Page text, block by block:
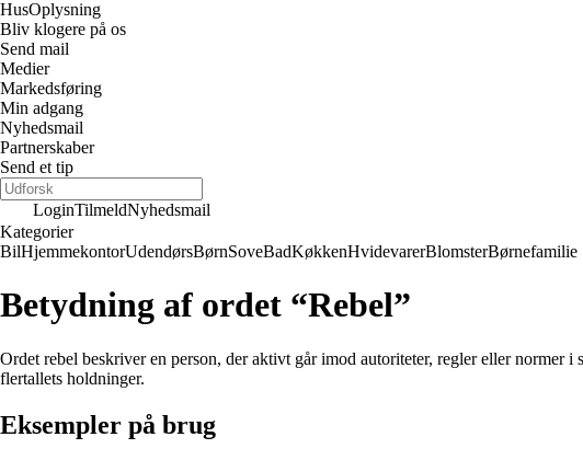
HusOplysning
Bliv klogere på os
Send mail
Medier
Markedsføring
Min adgang
Nyhedsmail
Partnerskaber
Send et tip
LoginTilmeldNyhedsmail
Kategorier
BilHjemmekontorUdendørsBørnSoveBadKøkkenHvidevarerBlomsterBørnefamilie
Betydning af ordet “Rebel”
Ordet rebel beskriver en person, der aktivt går imod autoriteter, regler eller normer
flertallets holdninger.
Eksempler på brug